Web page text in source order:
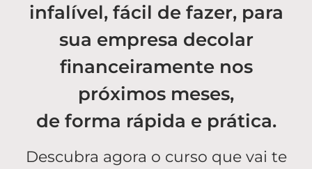
infalível, fácil de fazer, para
sua empresa decolar
financeiramente nos
próximos meses,
de forma rápida e prática.
Descubra agora o curso que vai te